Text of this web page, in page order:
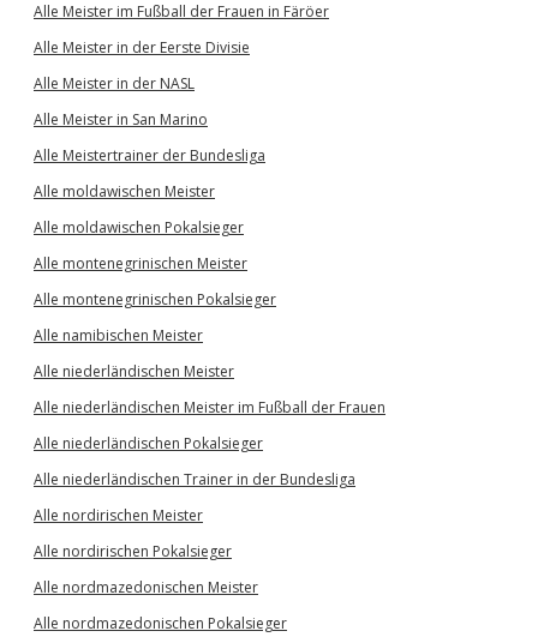
Alle Meister im Fußball der Frauen in Färöer
Alle Meister in der Eerste Divisie
Alle Meister in der NASL
Alle Meister in San Marino
Alle Meistertrainer der Bundesliga
Alle moldawischen Meister
Alle moldawischen Pokalsieger
Alle montenegrinischen Meister
Alle montenegrinischen Pokalsieger
Alle namibischen Meister
Alle niederländischen Meister
Alle niederländischen Meister im Fußball der Frauen
Alle niederländischen Pokalsieger
Alle niederländischen Trainer in der Bundesliga
Alle nordirischen Meister
Alle nordirischen Pokalsieger
Alle nordmazedonischen Meister
Alle nordmazedonischen Pokalsieger